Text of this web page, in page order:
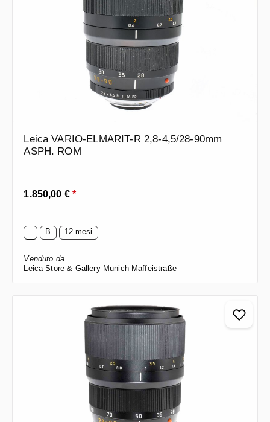
Leica VARIO-ELMARIT-R 2,8-4,5/28-90mm
ASPH. ROM
Prezzo normale:
1.850,00 €*
B 12 mesi
Venduto da
Leica Store & Gallery Munich Maffeistraße